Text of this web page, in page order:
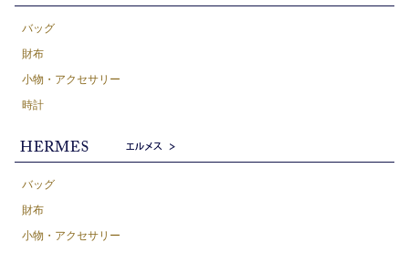
バッグ
財布
小物・アクセサリー
時計
バッグ
財布
小物・アクセサリー